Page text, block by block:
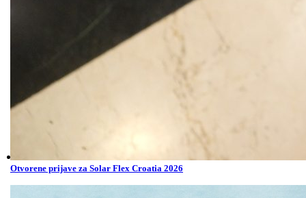
Otvorene prijave za Solar Flex Croatia 2026